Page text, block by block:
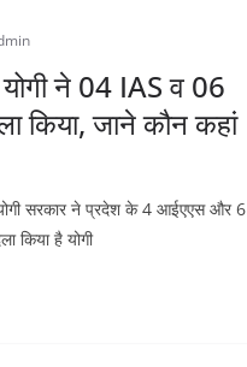
ने 04 IAS व 06
किया, जाने कौन कहां
सरकार ने प्रदेश के 4 आईएएस और 6
किया है योगी